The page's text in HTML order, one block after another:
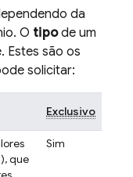
da
O tipode um
Estes são os
solicitar:
Exclusivo
que
Sim